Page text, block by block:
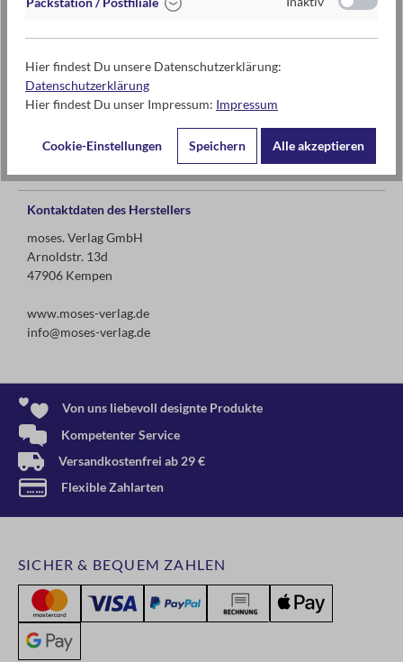
ca. 20 Min
Kontaktdaten des Herstellers
moses. Verlag GmbH
Arnoldstr. 13d
47906 Kempen
www.moses-verlag.de
info@moses-verlag.de
Von uns liebevoll designte Produkte
Kompetenter Service
Versandkostenfrei ab 29 €
Flexible Zahlarten
SICHER & BEQUEM ZAHLEN
Hier findest Du unsere Datenschutzerklärung:
Datenschutzerklärung
Hier findest Du unser Impressum: Impressum
Cookie-Einstellungen Speichern Alle akzeptieren